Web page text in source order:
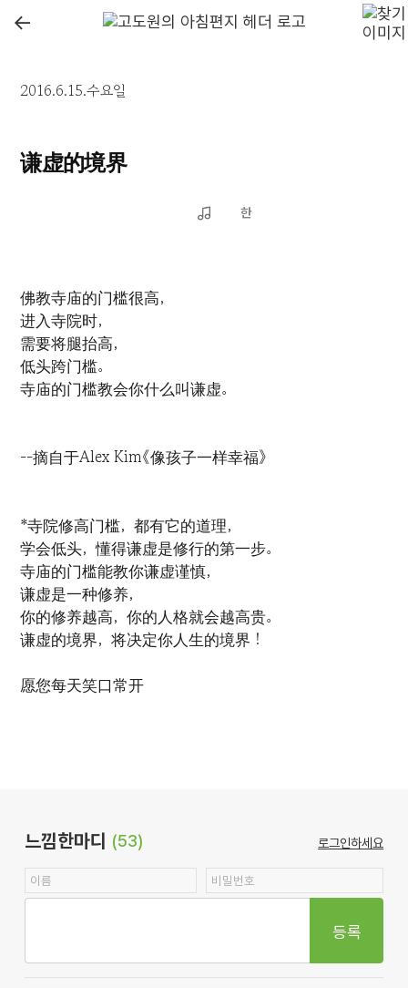
←
2016.6.15.수요일
谦虚的境界
佛教寺庙的门槛很高，
进入寺院时，
需要将腿抬高，
低头跨门槛。
寺庙的门槛教会你什么叫谦虚。
--摘自于Alex Kim《像孩子一样幸福》
*寺院修高门槛，都有它的道理，
学会低头，懂得谦虚是修行的第一步。
寺庙的门槛能教你谦虚谨慎，
谦虚是一种修养，
你的修养越高，你的人格就会越高贵。
谦虚的境界，将决定你人生的境界！
愿您每天笑口常开
느낌한마디 (53) 로그인하세요
등록